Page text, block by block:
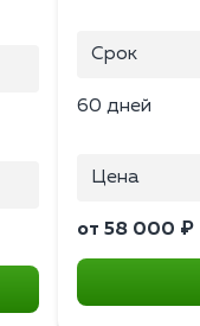
Срок
60 дней
Цена
от 58 000 ₽